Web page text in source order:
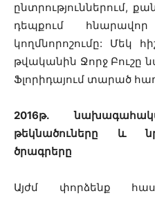
ընտրություններում,
դեպքում
կողմնորոշումը: Մեկ
թվականին Ջորջ Բուշը
Ֆլորիդայում տարած
2016թ.
թեկնածուները և
ծրագրերը
Այժմ փորձենք